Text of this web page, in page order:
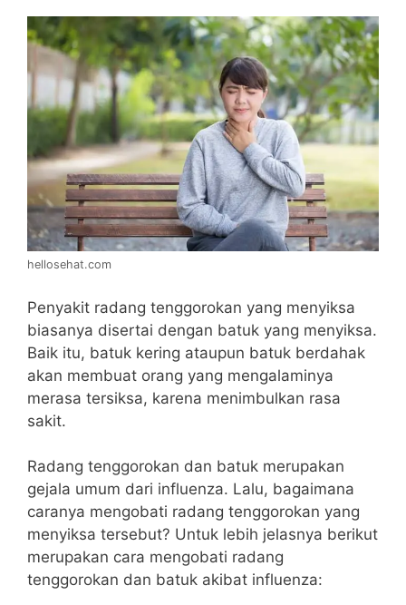
hellosehat.com
Penyakit radang tenggorokan yang menyiksa
biasanya disertai dengan batuk yang menyiksa.
Baik itu, batuk kering ataupun batuk berdahak
akan membuat orang yang mengalaminya
merasa tersiksa, karena menimbulkan rasa
sakit.
Radang tenggorokan dan batuk merupakan
gejala umum dari influenza. Lalu, bagaimana
caranya mengobati radang tenggorokan yang
menyiksa tersebut? Untuk lebih jelasnya berikut
merupakan cara mengobati radang
tenggorokan dan batuk akibat influenza: